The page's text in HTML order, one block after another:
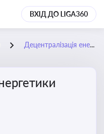
ВХІД ДО LIGA360
Децентралізація енергетики